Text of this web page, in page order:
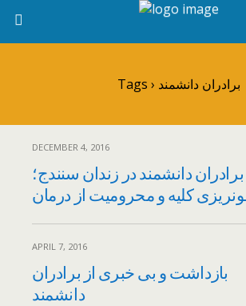
Tags › برادران دانشمند
DECEMBER 4, 2016
برادران دانشمند در زندان سنندج؛
کلیه و محرومیت از درمان
APRIL 7, 2016
بازداشت و بی خبری از برادران
دانشمند